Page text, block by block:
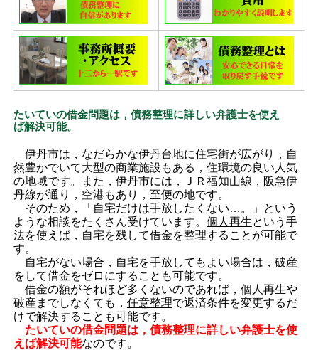
たいていの借金問題は，債務整理に詳しい弁護士を使え
ば解決可能。
伊丹市は，なだらかな伊丹台地に住宅街が広がり，自
然豊かでいて大型の商業施設もある，住環境の良い人気
の地域です。また，伊丹市には，ＪＲ福知山線，阪急伊
丹線が通り，空港もあり，至便の地です。
そのため，「自宅だけは手放したくない…。」という
ような相談をたくさん受けています。 個人再生という手
法を使えば，自宅を残して借金を整理することが可能で
す。
自宅がない場合，自宅を手放してもよい場合は， 破産
をして借金をゼロにすることも可能です。
借金の額がそれほど多くないのであれば，個人再生や
破産までしなくても， 任意整理で返済条件を変更するだ
けで解決することも可能です。
たいていの借金問題は，債務整理に詳しい弁護士を使
えば解決可能なのです。